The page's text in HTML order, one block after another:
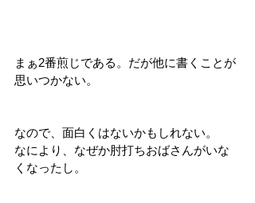
まぁ2番煎じである。だが他に書くことが
思いつかない。
なので、面白くはないかもしれない。
なにより、なぜか肘打ちおばさんがいな
くなったし。